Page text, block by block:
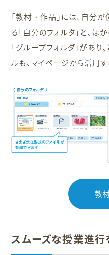
「教材・作品」には、自分
る「自分のフォルダ」と、ほ
「グループフォルダ」があり
ルも、マイページから活用す
教
スムーズな授業進行